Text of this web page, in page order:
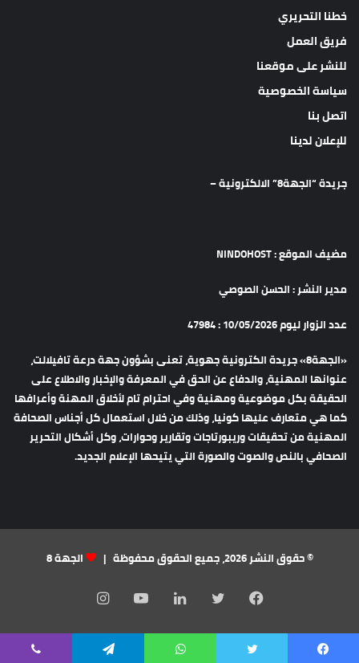
خطنا التحريري
فريق العمل
للنشر على موقعنا
سياسة الخصوصية
اتصل بنا
للإعلان لدينا
جريدة “الجهة8” الالكترونية –
مضيف الموقع : NINDOHOST
مدير النشر : الحسن الصوصي
عدد الزوار ليوم 10/05/2026 : 47984
«الجهة8» جريدة الكترونية جهوية، تعنى بشؤون جهة درعة تافيلالت،
عنوانها المهنية، والدفاع عن الحق في المعرفة والإخبار والاطلاع على
الحقيقة بكل موضوعية ومهنية وفي احترام تام لأخلاق المهنة وأعرافها
كما هي متعارف عليها كونيا، وذلك من خلال استعمال كل أجناس الصحافة
المهنية من تحقيقات وريبورتاجات وتقارير وحوارات، وكل أشكال التحرير
الصحافي بالنص والصوت والصورة التي يتيحها الإعلام الجديد.
© حقوق النشر 2026، جميع الحقوق محفوظة | الجهة 8